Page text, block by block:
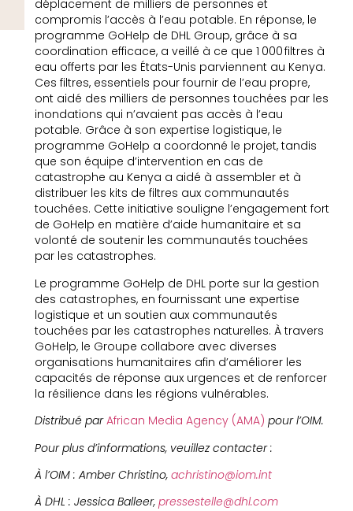
déplacement de milliers de personnes et
compromis l’accès à l’eau potable. En réponse, le
programme GoHelp de DHL Group, grâce à sa
coordination efficace, a veillé à ce que 1 000 filtres à
eau offerts par les États-Unis parviennent au Kenya.
Ces filtres, essentiels pour fournir de l’eau propre,
ont aidé des milliers de personnes touchées par les
inondations qui n’avaient pas accès à l’eau
potable. Grâce à son expertise logistique, le
programme GoHelp a coordonné le projet, tandis
que son équipe d’intervention en cas de
catastrophe au Kenya a aidé à assembler et à
distribuer les kits de filtres aux communautés
touchées. Cette initiative souligne l’engagement fort
de GoHelp en matière d’aide humanitaire et sa
volonté de soutenir les communautés touchées
par les catastrophes.
Le programme GoHelp de DHL porte sur la gestion
des catastrophes, en fournissant une expertise
logistique et un soutien aux communautés
touchées par les catastrophes naturelles. À travers
GoHelp, le Groupe collabore avec diverses
organisations humanitaires afin d’améliorer les
capacités de réponse aux urgences et de renforcer
la résilience dans les régions vulnérables.
Distribué parAfrican Media Agency (AMA) pour l’OIM.
Pour plus d’informations, veuillez contacter :
À l’OIM : Amber Christino, achristino@iom.int
À DHL : Jessica Balleer, pressestelle@dhl.com